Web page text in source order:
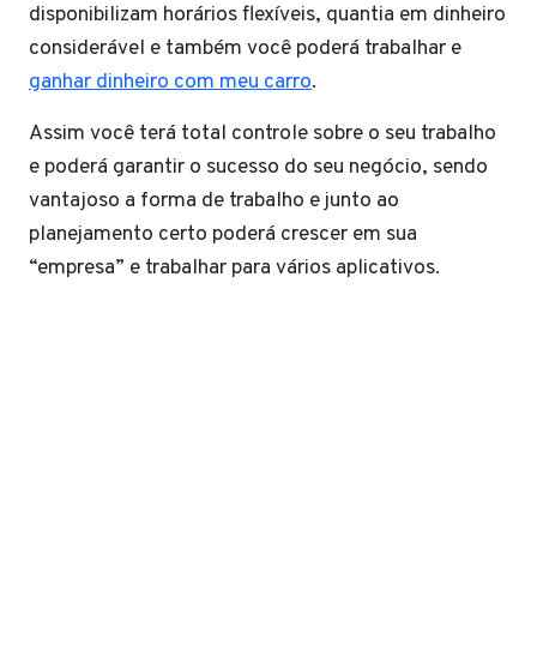
disponibilizam horários flexíveis, quantia em dinheiro
considerável e também você poderá trabalhar e
ganhar dinheiro com meu carro.
Assim você terá total controle sobre o seu trabalho
e poderá garantir o sucesso do seu negócio, sendo
vantajoso a forma de trabalho e junto ao
planejamento certo poderá crescer em sua
“empresa” e trabalhar para vários aplicativos.